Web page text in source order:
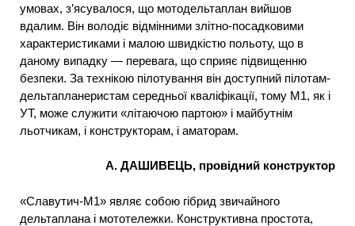
умовах, з’ясувалося, що мотодельтаплан вийшов
вдалим. Він володіє відмінними злітно-посадковими
характеристиками і малою швидкістю польоту, що в
даному випадку — перевага, що сприяє підвищенню
безпеки. За технікою пілотування він доступний пілотам-
дельтапланеристам середньої кваліфікації, тому М1, як і
УТ, може служити «літаючою партою» і майбутнім
льотчикам, і конструкторам, і аматорам.
А. ДАШИВЕЦЬ, провідний конструктор
«Славутич-М1» являє собою гібрид звичайного
дельтаплана і мототележки. Конструктивна простота,